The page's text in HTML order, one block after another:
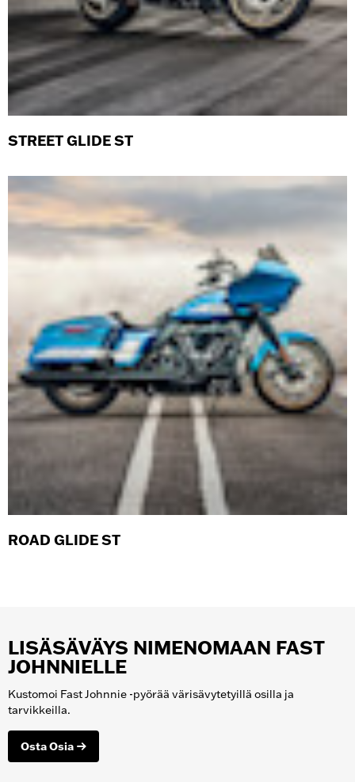
STREET GLIDE ST
ROAD GLIDE ST
LISÄSÄVÄYS NIMENOMAAN FAST
JOHNNIELLE
Kustomoi Fast Johnnie -pyörää värisävytetyillä osilla ja
tarvikkeilla.
Osta Osia